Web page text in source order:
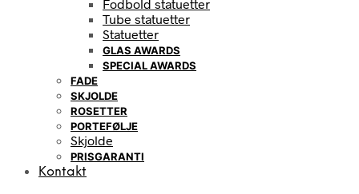
Fodbold statuetter
Tube statuetter
Statuetter
GLAS AWARDS
SPECIAL AWARDS
FADE
SKJOLDE
ROSETTER
PORTEFØLJE
Skjolde
PRISGARANTI
Kontakt